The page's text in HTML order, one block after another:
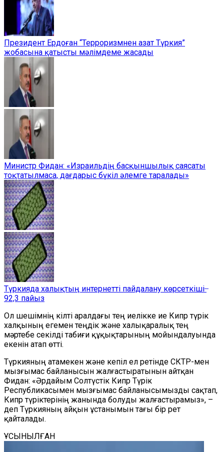
Президент Ердоған “Терроризмнен азат Түркия”
жобасына қатысты мәлімдеме жасады
Министр Фидан: «Израильдің басқыншылық саясаты
тоқтатылмаса, дағдарыс бүкіл әлемге таралады»
Түркияда халықтың интернетті пайдалану көрсеткіші ̶
92,3 пайыз
Ол шешімнің кілті аралдағы тең иелікке ие Кипр түрік
халқының егемен теңдік және халықаралық тең
мәртебе секілді табиғи құқықтарының мойындалуында
екенін атап өтті.
Түркияның атамекен және кепіл ел ретінде СКТР-мен
мызғымас байланысын жалғастыратынын айтқан
Фидан: «Әрдайым Солтүстік Кипр Түрік
Республикасымен мызғымас байланысымызды сақтап,
Кипр түріктерінің жанында болуды жалғастырамыз», –
деп Түркияның айқын ұстанымын тағы бір рет
қайталады.
ҰСЫНЫЛҒАН